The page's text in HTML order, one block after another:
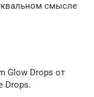
смысле
Glow Drops от
Drops.